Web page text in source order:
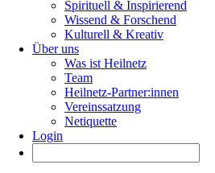
Spirituell & Inspirierend
Wissend & Forschend
Kulturell & Kreativ
Über uns
Was ist Heilnetz
Team
Heilnetz-Partner:innen
Vereinssatzung
Netiquette
Login